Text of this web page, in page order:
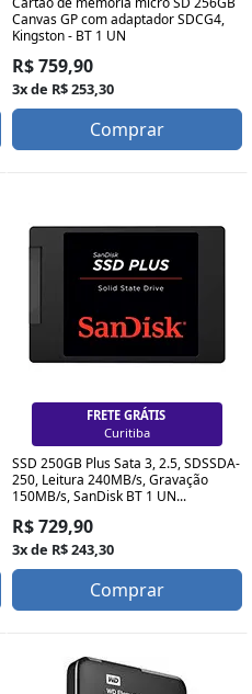
Canvas GP com adaptador SDCG4,
Kingston - BT 1 UN
R$ 759,90
3x de R$ 253,30
Comprar
FRETE GRÁTIS
Curitiba
SSD 250GB Plus Sata 3, 2.5, SDSSDA-
250, Leitura 240MB/s, Gravação
150MB/s, SanDisk BT 1 UN...
R$ 729,90
3x de R$ 243,30
Comprar